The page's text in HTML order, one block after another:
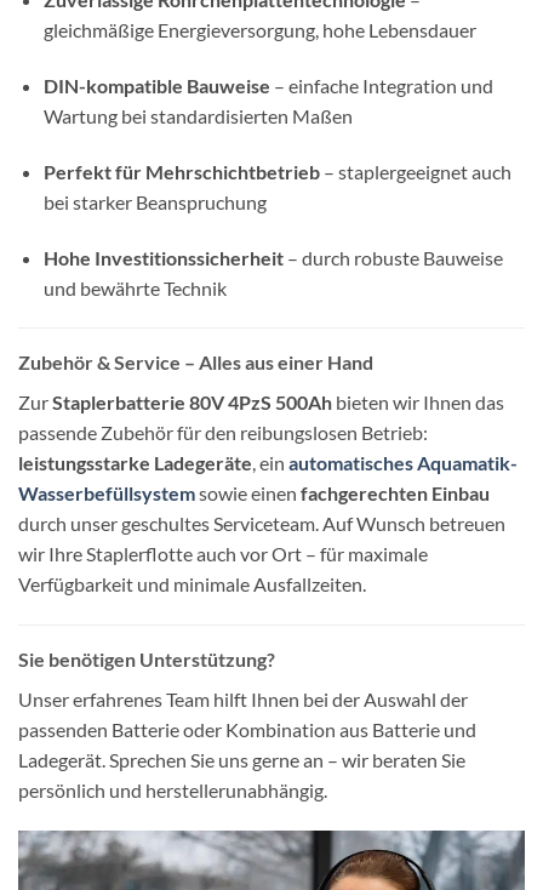
gleichmäßige Energieversorgung, hohe Lebensdauer
DIN-kompatible Bauweise – einfache Integration und
Wartung bei standardisierten Maßen
Perfekt für Mehrschichtbetrieb– staplergeeignet auch
bei starker Beanspruchung
Hohe Investitionssicherheit– durch robuste Bauweise
und bewährte Technik
Zubehör & Service – Alles aus einer Hand
ZurStaplerbatterie 80V 4PzS 500Ah bieten wir Ihnen das
passende Zubehör für den reibungslosen Betrieb:
leistungsstarke Ladegeräte, ein automatisches Aquamatik-
Wasserbefüllsystemsowie einen fachgerechten Einbau
durch unser geschultes Serviceteam. Auf Wunsch betreuen
wir Ihre Staplerflotte auch vor Ort – für maximale
Verfügbarkeit und minimale Ausfallzeiten.
Sie benötigen Unterstützung?
Unser erfahrenes Team hilft Ihnen bei der Auswahl der
passenden Batterie oder Kombination aus Batterie und
Ladegerät. Sprechen Sie uns gerne an – wir beraten Sie
persönlich und herstellerunabhängig.